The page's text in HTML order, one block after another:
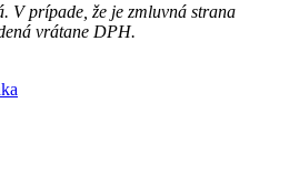
V prípade, že je zmluvná strana
vrátane DPH.